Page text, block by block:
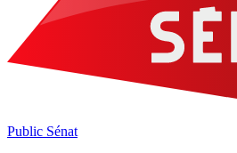
Public Sénat